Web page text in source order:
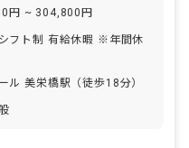
円 ~ 304,800円
フト制 有給休暇 ※年間休
ル 美栄橋駅（徒歩18分）